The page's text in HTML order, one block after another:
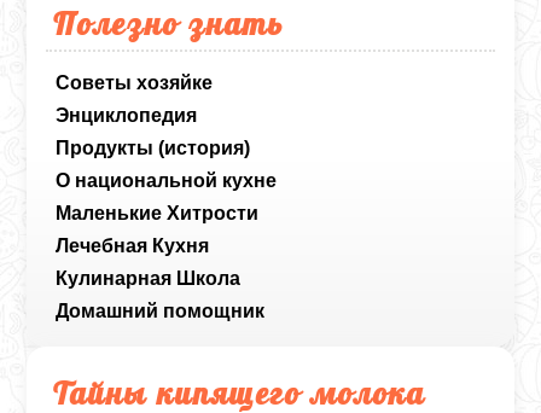
Полезно знать
Советы хозяйке
Энциклопедия
Продукты (история)
О национальной кухне
Маленькие Хитрости
Лечебная Кухня
Кулинарная Школа
Домашний помощник
Тайны кипящего молока